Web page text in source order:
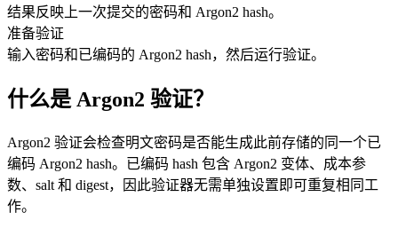
结果反映上一次提交的密码和 Argon2 hash。
准备验证
输入密码和已编码的 Argon2 hash，然后运行验证。
什么是 Argon2 验证？
Argon2 验证会检查明文密码是否能生成此前存储的同一个已
编码 Argon2 hash。已编码 hash 包含 Argon2 变体、成本参
数、salt 和 digest，因此验证器无需单独设置即可重复相同工
作。